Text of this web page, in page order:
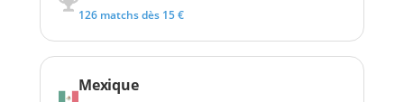
126 matchs dès 15 €
Mexique